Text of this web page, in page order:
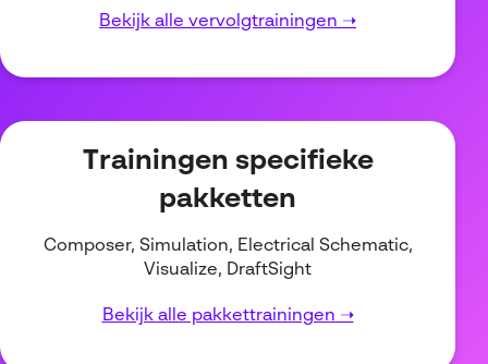
Bekijk alle vervolgtrainingen ➝
Trainingen specifieke
pakketten
Composer, Simulation, Electrical Schematic,
Visualize, DraftSight
Bekijk alle pakkettrainingen ➝